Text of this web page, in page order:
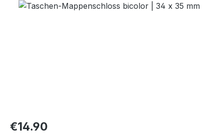
Skip image gallery
Regular price:
€14.90